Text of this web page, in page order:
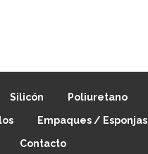
Silicón Poliuretano
Empaques / Esponjas
Contacto